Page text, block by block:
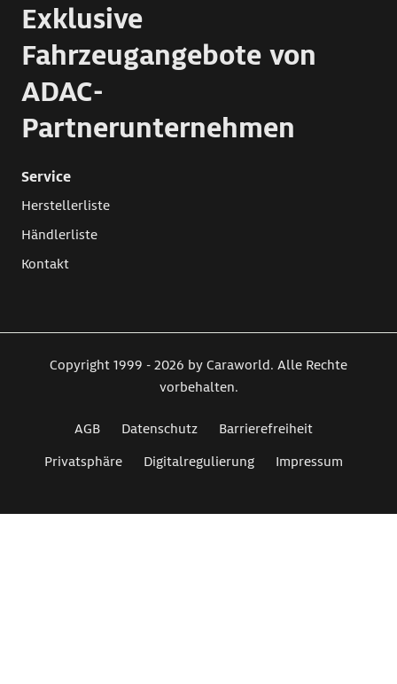
Exklusive
Fahrzeugangebote von
ADAC-
Partnerunternehmen
Service
Herstellerliste
Händlerliste
Kontakt
Copyright 1999 - 2026 by Caraworld. Alle Rechte
vorbehalten.
AGB Datenschutz
Barrierefreiheit
Privatsphäre
Digitalregulierung Impressum